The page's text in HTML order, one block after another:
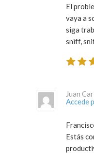
El
vaya a
siga
sniff,
Accede
Estás